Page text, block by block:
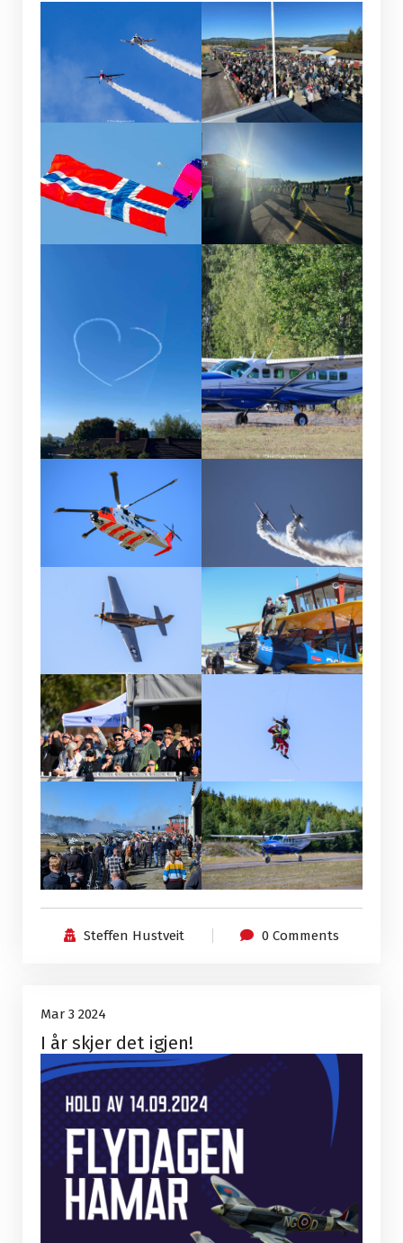
Steffen Hustveit 0 Comments
3
Mar, 2024
Mar 3 2024
I år skjer det igjen!